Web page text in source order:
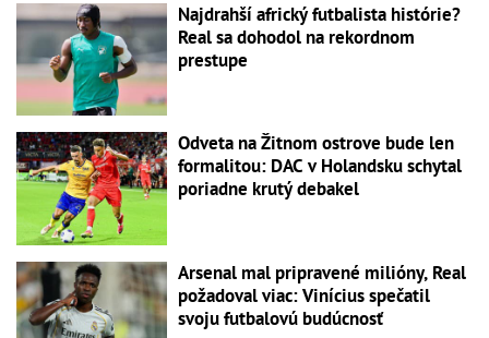
Najdrahší africký futbalista histórie?
Real sa dohodol na rekordnom
prestupe
Odveta na Žitnom ostrove bude len
formalitou: DAC v Holandsku schytal
poriadne krutý debakel
Arsenal mal pripravené milióny, Real
požadoval viac: Vinícius spečatil
svoju futbalovú budúcnosť